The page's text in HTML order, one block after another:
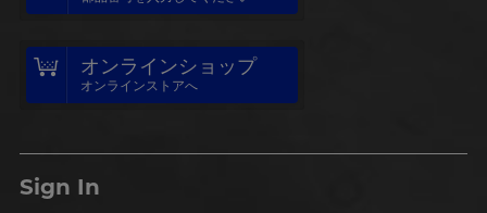
オンラインショップ
オンラインストアへ
Sign In